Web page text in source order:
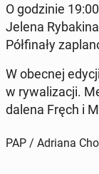
O go­dzi­nie
Jelena
Pół­fi­na­ły
W obecnej
w ry­wa­li­za­cji.
da­le­na Fręch i
PAP / Adriana